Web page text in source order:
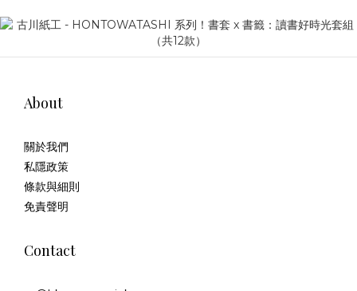
About
關於我們
私隱政策
條款與細則
免責聲明
Contact